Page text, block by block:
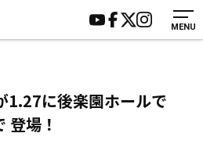
MENU
・キッズ
施設紹介
会員様の声
1.27に後楽園ホールで
登場！